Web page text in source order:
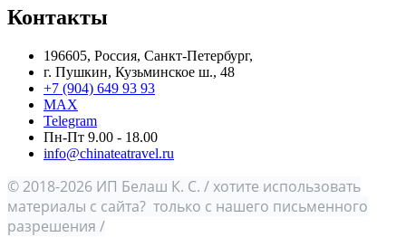
Контакты
196605, Россия, Санкт-Петербург,
г. Пушкин, Кузьминское ш., 48
+7 (904) 649 93 93
MAX
Telegram
Пн-Пт 9.00 - 18.00
info@chinateatravel.ru
© 2018-2026 ИП Белаш К. С. / хотите использовать
материалы с сайта? только с нашего письменного
разрешения /